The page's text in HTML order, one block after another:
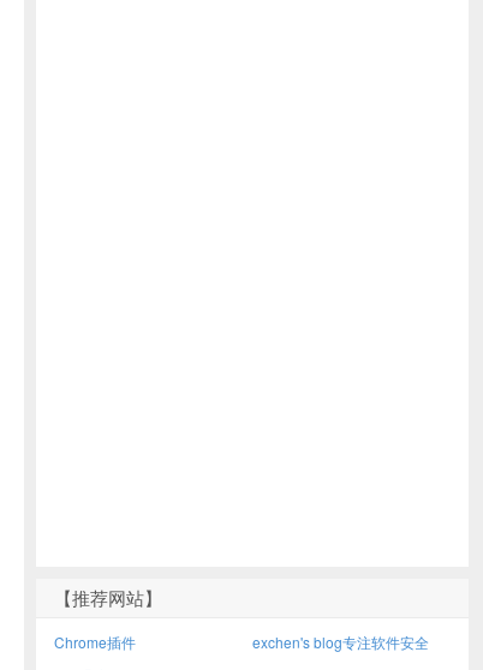
【推荐网站】
Chrome插件
exchen's blog专注软件安全